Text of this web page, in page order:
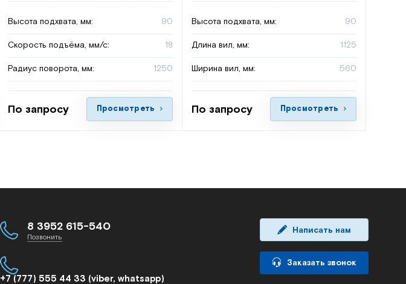
Высота подхвата, мм: 90
Скорость подъёма, мм/с: 18
Радиус поворота, мм: 1250
По запросу Просмотреть
Высота подхвата, мм: 90
Длина вил, мм: 1125
Ширина вил, мм: 560
По запросу Просмотреть
8 3952 615-540
Позвонить
+7 (777) 555 44 33 (viber, whatsapp)
Написать нам
Заказать звонок